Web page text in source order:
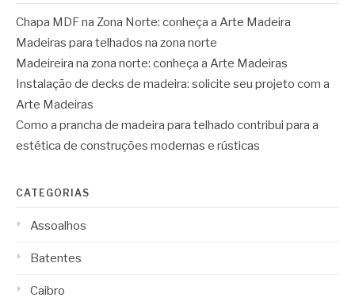
Chapa MDF na Zona Norte: conheça a Arte Madeira
Madeiras para telhados na zona norte
Madeireira na zona norte: conheça a Arte Madeiras
Instalação de decks de madeira: solicite seu projeto com a
Arte Madeiras
Como a prancha de madeira para telhado contribui para a
estética de construções modernas e rústicas
CATEGORIAS
Assoalhos
Batentes
Caibro